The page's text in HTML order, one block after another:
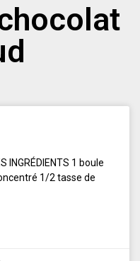
INGRÉDIENTS 1 boule
1/2 tasse de